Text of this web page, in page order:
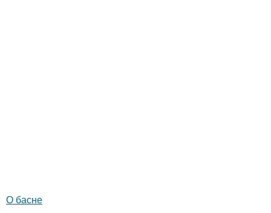
О басне